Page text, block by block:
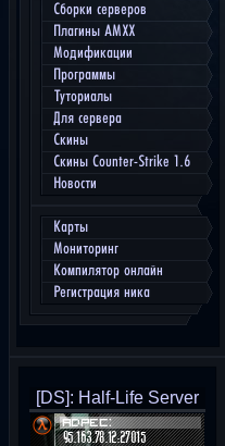
Сборки серверов
Плагины AMXX
Модификации
Программы
Туториалы
Для сервера
Скины
Скины Counter-Strike 1.6
Новости
Карты
Мониторинг
Компилятор онлайн
Регистрация ника
[DS]: Half-Life Server